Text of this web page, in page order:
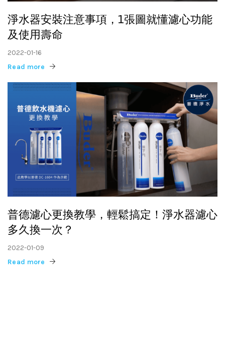
淨水器安裝注意事項，1張圖就懂濾心功能
及使用壽命
2022-01-16
Read more
普德濾心更換教學，輕鬆搞定！淨水器濾心
多久換一次？
2022-01-09
Read more